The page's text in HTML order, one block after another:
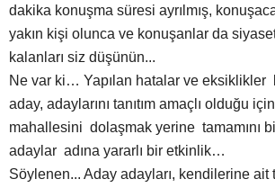
dakika konuşma süresi ayrılmış,
yakın kişi olunca ve konuşanlar da
kalanları siz düşünün...
Ne var ki… Yapılan hatalar ve
aday, adaylarını tanıtım amaçlı olduğu
mahallesini dolaşmak yerine tamamını
adaylar adına yararlı bir etkinlik…
Söylenen... Aday adayları, kendilerine ait